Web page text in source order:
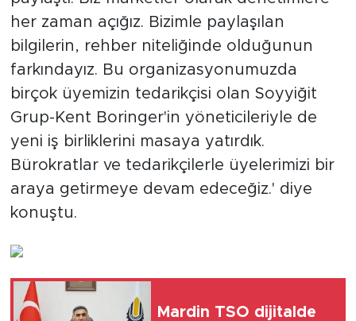
her zaman açığız. Bizimle paylaşılan
bilgilerin, rehber niteliğinde olduğunun
farkındayız. Bu organizasyonumuzda
birçok üyemizin tedarikçisi olan Soyyiğit
Grup-Kent Boringer'in yöneticileriyle de
yeni iş birliklerini masaya yatırdık.
Bürokratlar ve tedarikçilerle üyelerimizi bir
araya getirmeye devam edeceğiz.' diye
konuştu.
Mardin TSO dijitalde